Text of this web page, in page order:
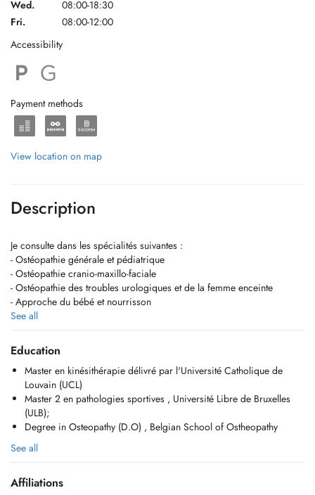
Wed.
08:00-18:30
Fri.
08:00-12:00
Accessibility
Payment methods
View location on map
Description
Je consulte dans les spécialités suivantes :
- Ostéopathie générale et pédiatrique
- Ostéopathie cranio-maxillo-faciale
- Ostéopathie des troubles urologiques et de la femme enceinte
- Approche du bébé et nourrisson
- Posturologie - fasciathérapie
- kinésithérapie vestibulaire
Lieux:
- Diekirch : lundi; Mercredi et Vendredi
- Vichten : mardi et jeudi à la résidence café différence
Durée de la séance : 45 minutes
See all
Education
Master en kinésithérapie délivré par l'Université Catholique de
Louvain (UCL)
Master 2 en pathologies sportives , Université Libre de Bruxelles
(ULB);
Degree in Osteopathy (D.O) , Belgian School of Ostheopathy
See all
Affiliations